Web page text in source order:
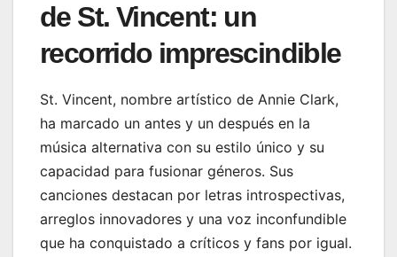
de St. Vincent: un
recorrido imprescindible
St. Vincent, nombre artístico de Annie Clark,
ha marcado un antes y un después en la
música alternativa con su estilo único y su
capacidad para fusionar géneros. Sus
canciones destacan por letras introspectivas,
arreglos innovadores y una voz inconfundible
que ha conquistado a críticos y fans por igual.